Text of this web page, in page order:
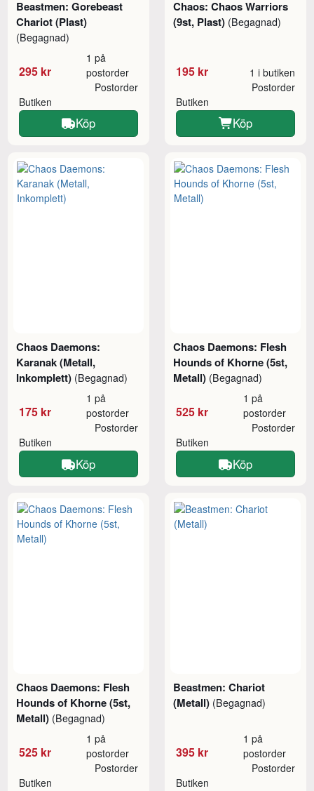
Beastmen: Gorebeast
Chariot (Plast)
(Begagnad)
295 kr
1 på
postorder
Butiken
Postorder
Köp
Chaos: Chaos Warriors
(9st, Plast) (Begagnad)
195 kr 1 i butiken
Butiken
Postorder
Köp
Chaos Daemons:
Karanak (Metall,
Inkomplett) (Begagnad)
175 kr
1 på
postorder
Butiken
Postorder
Köp
Chaos Daemons: Flesh
Hounds of Khorne (5st,
Metall) (Begagnad)
525 kr
1 på
postorder
Butiken
Postorder
Köp
Chaos Daemons: Flesh
Hounds of Khorne (5st,
Metall) (Begagnad)
525 kr
1 på
postorder
Butiken
Postorder
Beastmen: Chariot
(Metall) (Begagnad)
395 kr
1 på
postorder
Butiken
Postorder